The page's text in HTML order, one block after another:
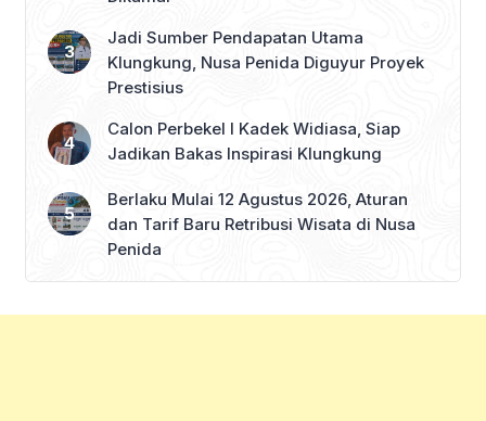
Jadi Sumber Pendapatan Utama
Klungkung, Nusa Penida Diguyur Proyek
Prestisius
Calon Perbekel I Kadek Widiasa, Siap
Jadikan Bakas Inspirasi Klungkung
Berlaku Mulai 12 Agustus 2026, Aturan
dan Tarif Baru Retribusi Wisata di Nusa
Penida